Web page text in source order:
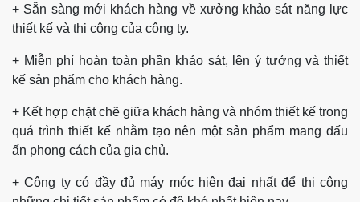
+ Sẵn sàng mới khách hàng về xưởng khảo sát năng lực
thiết kế và thi công của công ty.
+ Miễn phí hoàn toàn phần khảo sát, lên ý tưởng và thiết
kế sản phẩm cho khách hàng.
+ Kết hợp chặt chẽ giữa khách hàng và nhóm thiết kế trong
quá trình thiết kế nhằm tạo nên một sản phẩm mang dấu
ấn phong cách của gia chủ.
+ Công ty có đầy đủ máy móc hiện đại nhất để thi công